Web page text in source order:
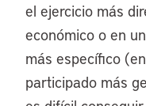
el ejercicio más
económico o en
más específico
participado más